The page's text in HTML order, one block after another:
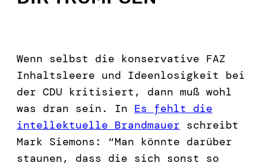
Wenn selbst die konservative FAZ
Inhaltsleere und Ideenlosigkeit bei
der CDU kritisiert, dann muß wohl
was dran sein. In Es fehlt die
intellektuelle Brandmauer schreibt
Mark Siemons: “Man könnte darüber
staunen, dass die sich sonst so